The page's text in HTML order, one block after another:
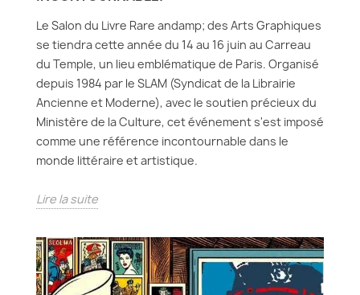
Le Salon du Livre Rare andamp; des Arts Graphiques
se tiendra cette année du 14 au 16 juin au Carreau
du Temple, un lieu emblématique de Paris. Organisé
depuis 1984 par le SLAM (Syndicat de la Librairie
Ancienne et Moderne), avec le soutien précieux du
Ministère de la Culture, cet événement s'est imposé
comme une référence incontournable dans le
monde littéraire et artistique.
Lire la suite